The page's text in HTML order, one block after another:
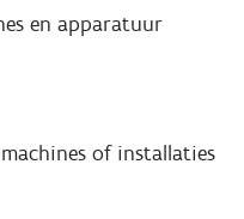
en apparatuur
of installaties